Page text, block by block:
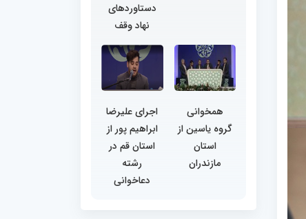
دستاوردهای
نهاد وقف
همخوانی
گروه یاسین از
استان
مازندران
اجرای علیرضا
ابراهیم پور از
استان قم در
رشته
دعاخوانی